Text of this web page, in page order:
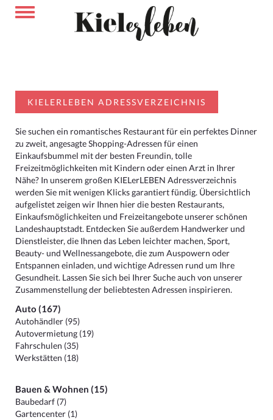
KIELERLEBEN ADRESSVERZEICHNIS
Sie suchen ein romantisches Restaurant für ein perfektes Dinner
zu zweit, angesagte Shopping-Adressen für einen
Einkaufsbummel mit der besten Freundin, tolle
Freizeitmöglichkeiten mit Kindern oder einen Arzt in Ihrer
Nähe? In unserem großen KIELerLEBEN Adressverzeichnis
werden Sie mit wenigen Klicks garantiert fündig. Übersichtlich
aufgelistet zeigen wir Ihnen hier die besten Restaurants,
Einkaufsmöglichkeiten und Freizeitangebote unserer schönen
Landeshauptstadt. Entdecken Sie außerdem Handwerker und
Dienstleister, die Ihnen das Leben leichter machen, Sport,
Beauty- und Wellnessangebote, die zum Auspowern oder
Entspannen einladen, und wichtige Adressen rund um Ihre
Gesundheit. Lassen Sie sich bei Ihrer Suche auch von unserer
Zusammenstellung der beliebtesten Adressen inspirieren.
Auto (167)
Autohändler (95)
Autovermietung (19)
Fahrschulen (35)
Werkstätten (18)
Bauen & Wohnen (15)
Baubedarf (7)
Gartencenter (1)